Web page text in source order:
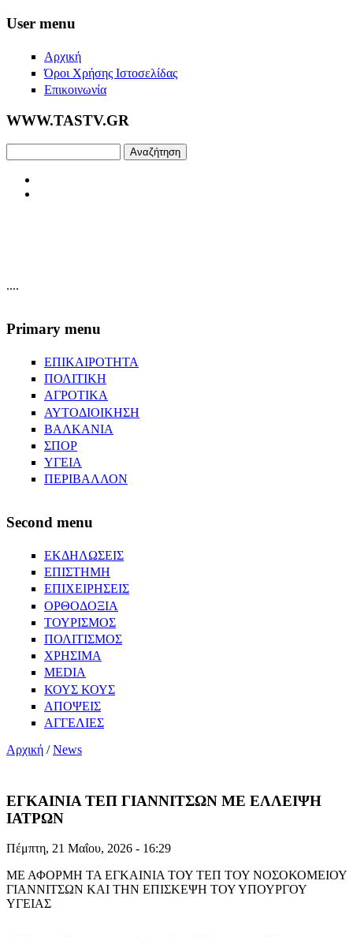
Skip to main content
User menu
Αρχική
Όροι Χρήσης Ιστοσελίδας
Επικοινωνία
WWW.TASTV.GR
....
Primary menu
ΕΠΙΚΑΙΡΟΤΗΤΑ
ΠΟΛΙΤΙΚΗ
ΑΓΡΟΤΙΚΑ
ΑΥΤΟΔΙΟΙΚΗΣΗ
ΒΑΛΚΑΝΙΑ
ΣΠΟΡ
ΥΓΕΙΑ
ΠΕΡΙΒΑΛΛΟΝ
Second menu
ΕΚΔΗΛΩΣΕΙΣ
ΕΠΙΣΤΗΜΗ
ΕΠΙΧΕΙΡΗΣΕΙΣ
ΟΡΘΟΔΟΞΙΑ
ΤΟΥΡΙΣΜΟΣ
ΠΟΛΙΤΙΣΜΟΣ
ΧΡΗΣΙΜΑ
MEDIA
ΚΟΥΣ ΚΟΥΣ
ΑΠΟΨΕΙΣ
ΑΓΓΕΛΙΕΣ
Αρχική /News
ΕΓΚΑΙΝΙΑ ΤΕΠ ΓΙΑΝΝΙΤΣΩΝ ΜΕ ΕΛΛΕΙΨΗ
ΙΑΤΡΩΝ
Πέμπτη, 21 Μαΐου, 2026 - 16:29
ΜΕ ΑΦΟΡΜΗ ΤΑ ΕΓΚΑΙΝΙΑ ΤΟΥ ΤΕΠ ΤΟΥ ΝΟΣΟΚΟΜΕΙΟΥ
ΓΙΑΝΝΙΤΣΩΝ ΚΑΙ ΤΗΝ ΕΠΙΣΚΕΨΗ ΤΟΥ ΥΠΟΥΡΓΟΥ
ΥΓΕΙΑΣ